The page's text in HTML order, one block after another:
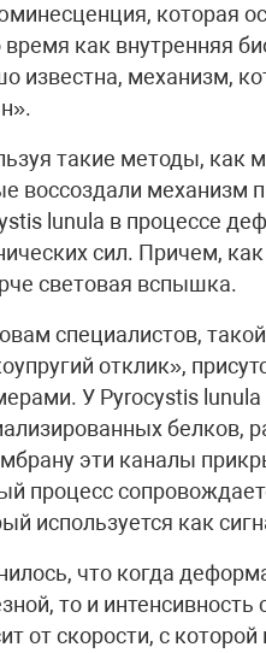
которая
время как внутренняя
известна, механизм,
такие методы, как
воссоздали механизм
lunula в процессе
сил. Причем,
световая вспышка.
специалистов,
отклик»,
У Pyrocystis
белков,
эти каналы
процесс
используется как
что когда
то и
от скорости, с